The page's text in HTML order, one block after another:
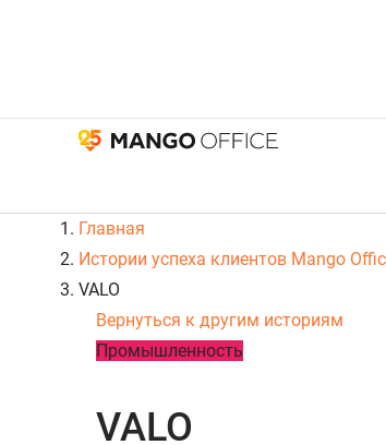
Главная
Истории успеха клиентов Mango
VALO
Вернуться к другим историям
Промышленность
VALO